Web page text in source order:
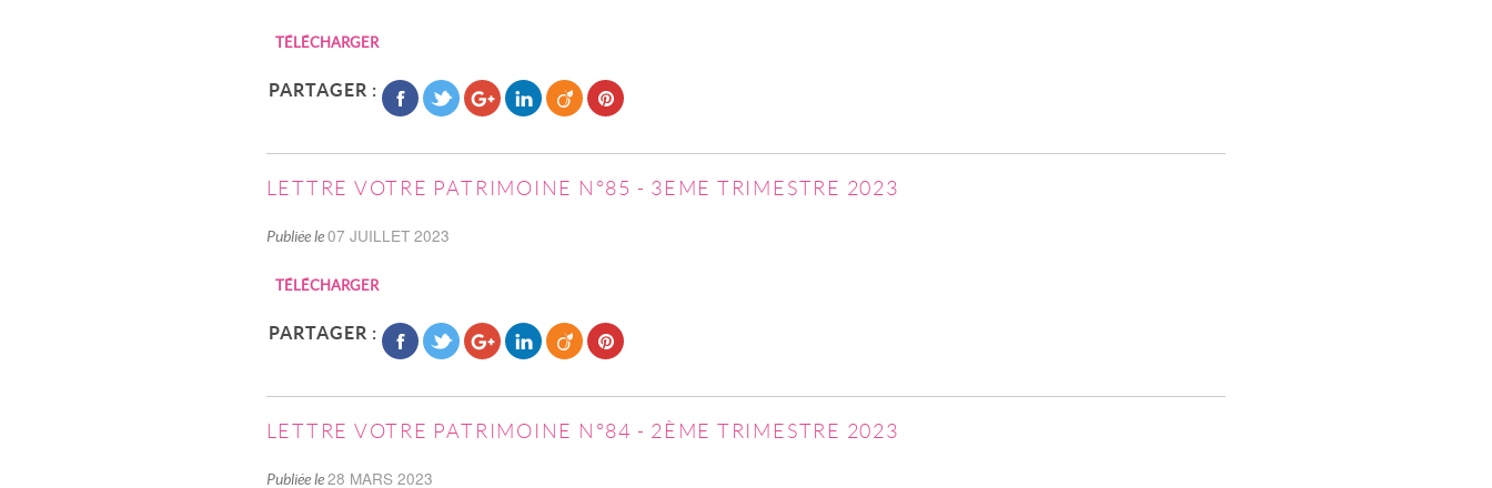
TÉLÉCHARGER
PARTAGER :
LETTRE VOTRE PATRIMOINE N°85 - 3EME TRIMESTRE 2023
Publiée le 07 JUILLET 2023
TÉLÉCHARGER
PARTAGER :
LETTRE VOTRE PATRIMOINE N°84 - 2ÈME TRIMESTRE 2023
Publiée le 28 MARS 2023